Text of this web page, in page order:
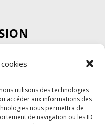
utilisons des technologies
accéder aux informations des
nous permettra de
de navigation ou les ID